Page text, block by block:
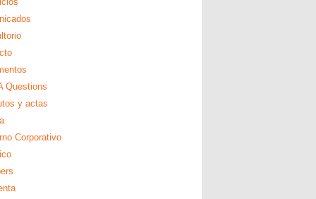
Questions
y actas
Corporativo